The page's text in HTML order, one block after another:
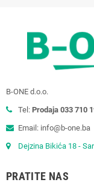
B-ONE d.o.o.
Tel: Prodaja 033 710
Email: info@b-one.ba
Dejzina Bikića 18 -
PRATITE NAS